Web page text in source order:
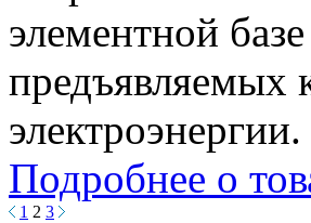
элементной
предъявляемых
электроэнергии.
Подробнее о
1 2 3